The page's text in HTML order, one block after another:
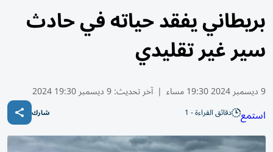
بريطاني يفقد حياته في حادث
سير غير تقليدي
9 ديسمبر 2024 19:30 مساء | آخر تحديث:9 ديسمبر 19:30 2024
استمع دقائق القراءة - 1 شارك